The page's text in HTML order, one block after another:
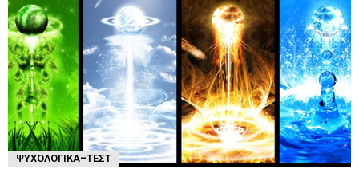
ΨΥΧΟΛΟΓΙΚΆ-ΤΈΣΤ